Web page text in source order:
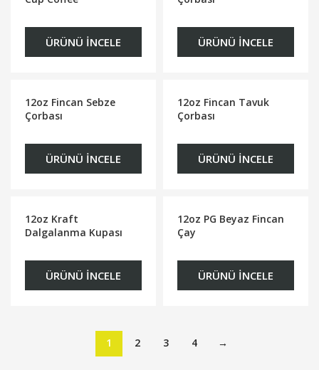
ÜRÜNÜ İNCELE ÜRÜNÜ İNCELE
12oz Fincan Sebze
Çorbası
ÜRÜNÜ İNCELE
12oz Fincan Tavuk
Çorbası
ÜRÜNÜ İNCELE
12oz Kraft
Dalgalanma Kupası
ÜRÜNÜ İNCELE
12oz PG Beyaz Fincan
Çay
ÜRÜNÜ İNCELE
1 2 3 4 →